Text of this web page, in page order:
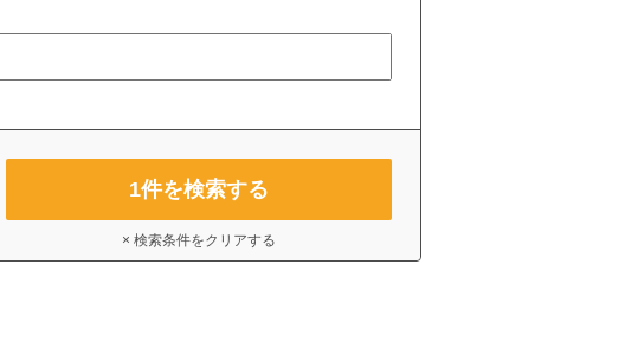
1件を検索する
× 検索条件をクリアする